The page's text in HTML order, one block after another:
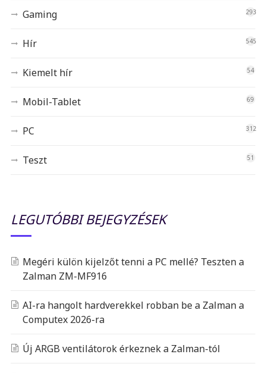
Gaming 293
Hír 545
Kiemelt hír 54
Mobil-Tablet 69
PC 312
Teszt 51
LEGUTÓBBI BEJEGYZÉSEK
Megéri külön kijelzőt tenni a PC mellé? Teszten a
Zalman ZM-MF916
AI-ra hangolt hardverekkel robban be a Zalman a
Computex 2026-ra
Új ARGB ventilátorok érkeznek a Zalman-tól